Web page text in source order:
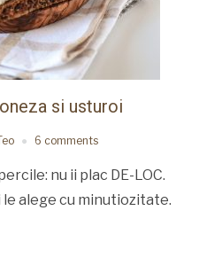
si usturoi
6 comments
nu ii plac DE-LOC.
le alege cu minutiozitate.